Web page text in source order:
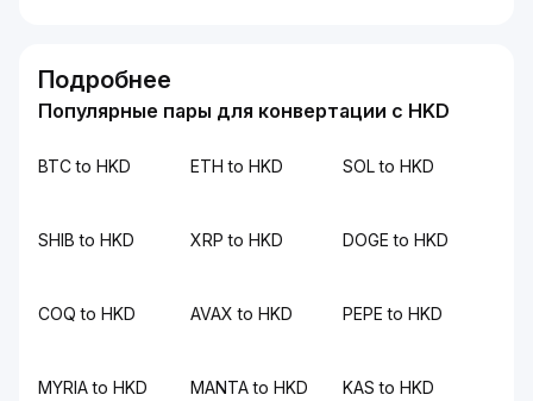
Подробнее
Популярные пары для конвертации с HKD
BTC to HKD ETH to HKD SOL to HKD
SHIB to HKD XRP to HKD DOGE to HKD
COQ to HKD AVAX to HKD PEPE to HKD
MYRIA to HKD MANTA to HKD KAS to HKD